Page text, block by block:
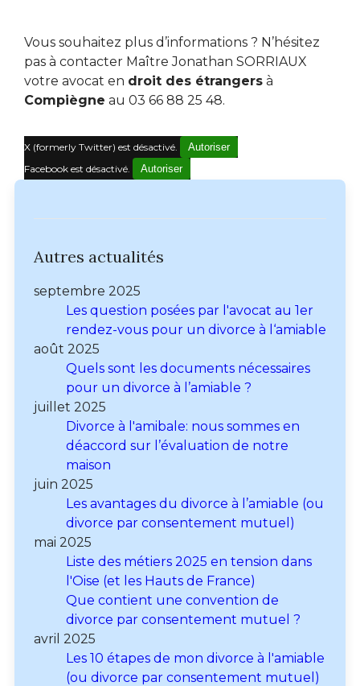
Vous souhaitez plus d’informations ? N’hésitez
pas à contacter Maître Jonathan SORRIAUX
votre avocat en droit des étrangersà
Compiègne au 03 66 88 25 48.
X (formerly Twitter) est désactivé.
Autoriser
Facebook est désactivé.
Autoriser
Autres actualités
septembre 2025
Les question posées par l'avocat au 1er
rendez-vous pour un divorce à l‘amiable
août 2025
Quels sont les documents nécessaires
pour un divorce à l’amiable ?
juillet 2025
Divorce à l'amibale: nous sommes en
déaccord sur l’évaluation de notre
maison
juin 2025
Les avantages du divorce à l’amiable (ou
divorce par consentement mutuel)
mai 2025
Liste des métiers 2025 en tension dans
l'Oise (et les Hauts de France)
Que contient une convention de
divorce par consentement mutuel ?
avril 2025
Les 10 étapes de mon divorce à l'amiable
(ou divorce par consentement mutuel)